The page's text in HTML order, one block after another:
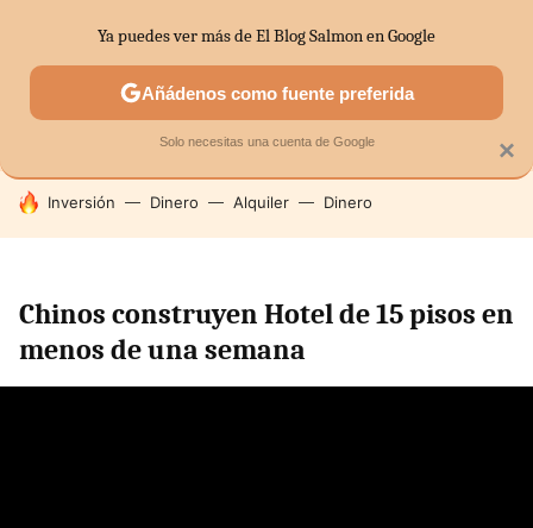
SECTORES ECONOMÍA DOMÉSTICA MERCADOS
HOY SE HABLA DE
Inversión Dinero Alquiler Dinero
Chinos construyen Hotel de 15 pisos en
menos de una semana
×
Ya puedes ver más de El Blog Salmon en Google
Añádenos como fuente preferida
Solo necesitas una cuenta de Google